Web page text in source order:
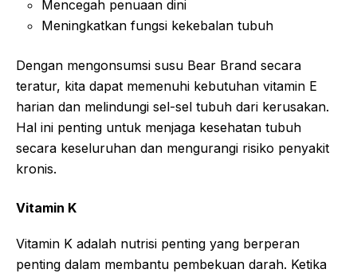
Mencegah penuaan dini
Meningkatkan fungsi kekebalan tubuh
Dengan mengonsumsi susu Bear Brand secara
teratur, kita dapat memenuhi kebutuhan vitamin E
harian dan melindungi sel-sel tubuh dari kerusakan.
Hal ini penting untuk menjaga kesehatan tubuh
secara keseluruhan dan mengurangi risiko penyakit
kronis.
Vitamin K
Vitamin K adalah nutrisi penting yang berperan
penting dalam membantu pembekuan darah. Ketika